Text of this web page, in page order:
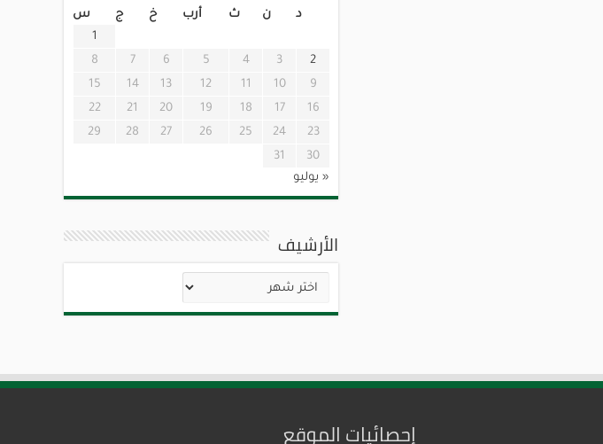
د
ن ث أرب خ ج
س
1
2
3
4
5
6
7
8
9
10
11
12
13
14
15
16
17
18
19
20
21
22
23
24
25
26
27
28
29
30
31
« يوليو
الأرشيف
الأرشيف
إحصائيات الموقع